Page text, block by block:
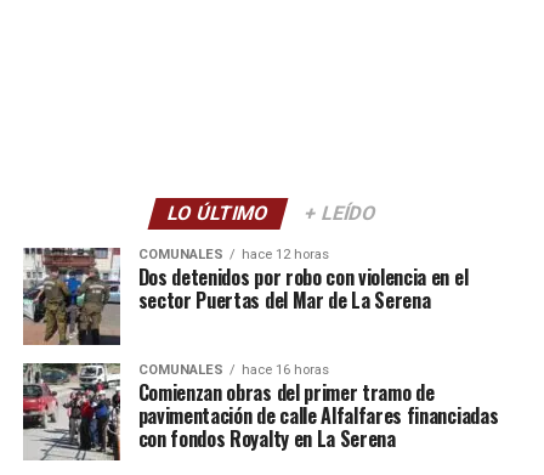
LO ÚLTIMO + LEÍDO
COMUNALES hace 12 horas
Dos detenidos por robo con violencia en el
sector Puertas del Mar de La Serena
COMUNALES hace 16 horas
Comienzan obras del primer tramo de
pavimentación de calle Alfalfares financiadas
con fondos Royalty en La Serena